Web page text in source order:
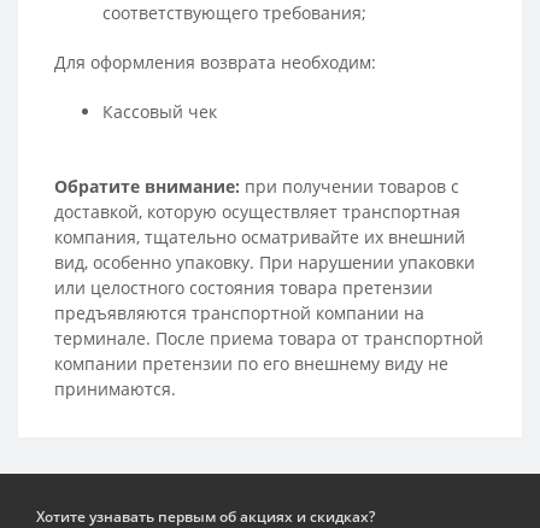
соответствующего требования;
Для оформления возврата необходим:
Кассовый чек
Обратите внимание: при получении товаров с
доставкой, которую осуществляет транспортная
компания, тщательно осматривайте их внешний
вид, особенно упаковку. При нарушении упаковки
или целостного состояния товара претензии
предъявляются транспортной компании на
терминале. После приема товара от транспортной
компании претензии по его внешнему виду не
принимаются.
Хотите узнавать первым об акциях и скидках?